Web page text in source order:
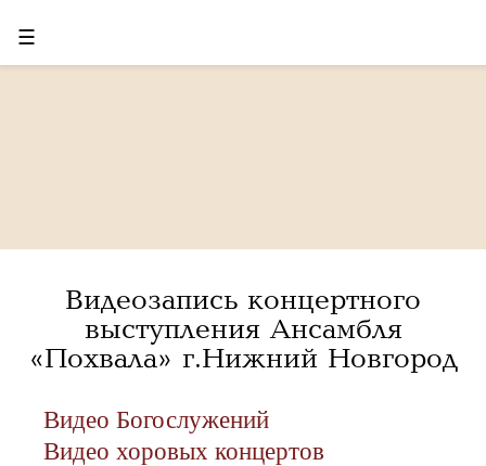
☰
Видеозапись концертного
выступления Ансамбля
«Похвала» г.Нижний Новгород
Видео Богослужений
Видео хоровых концертов